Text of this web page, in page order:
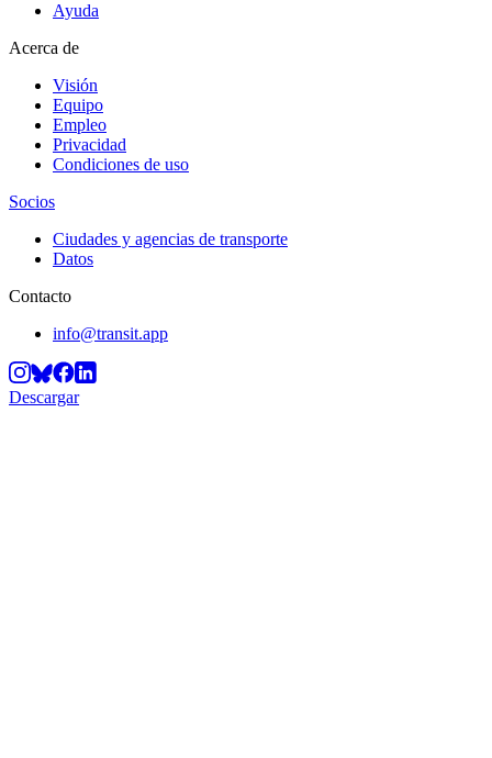
Ayuda
Acerca de
Visión
Equipo
Empleo
Privacidad
Condiciones de uso
Socios
Ciudades y agencias de transporte
Datos
Contacto
info@transit.app
Descargar